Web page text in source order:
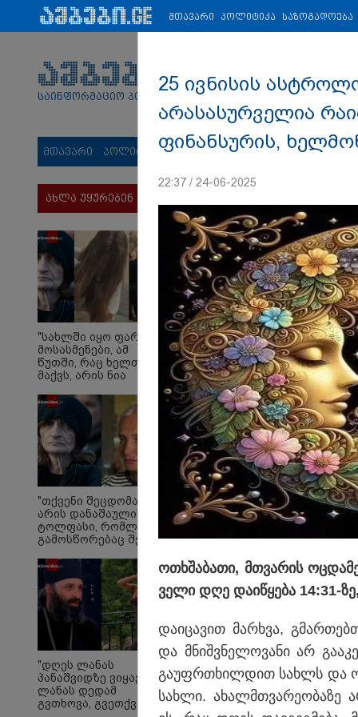
პარტნიორები: ახალი ამბები ეკონომიკა ვიდეო
საინფორმაციო პორტალი
მთავარი პოლიტიკა საზოგადოება სამართალი
"უნდა არსებობდეს
ერთმანეთთან
მტკიცებულებების
განზრახვის ქონას
დაამტკიცებს"
ახლა უყურებენ
"სახლში იყო ფარული
მოსასმენები, ამ
წუთში, რაც ხელთ
მაქვს, არის ნია
ტელეფონიდან
აღდგენილი
მასალები, არის
ანძები, დეტალურები"
- ეკა კუპატაძე
"თქვენი შეცდომა
არის დანაშაულის
ტოლფასი, რომ­ლის
გა­მოს­წო­რე­ბაც შე­უძ­
რებ წარ­სულ­ში
თქვენ­და­მი დიდ პა­ტი­
ვის­ცე­მას" - ეკა
კუპატაძე ნანუკა
ჟორჟოლიანს
"დღეს ლანას
პანაშვიდზე ვიყავით.
ლანას დედამ
გვთხოვა, გვეთქვა" -
მთავარი პოლიტიკა საზოგადოება
25 ივნისის
არასასურველია
ფინანსურის,
22:37 / 24-06-2025
ოთხშა­ბა­თი, მთვა­რის
ვე­ლი დღე და­ი­წყე­ბა 14:31-
და­ი­ცა­ვით მარ­ხვა,
და მნიშ­ვნე­ლო­ვა­ნი არ
გა­უფრ­თხილ­დით სახ­ლს და
სახ­ლი. ახალმთვა­რე­ო­ბა­ზე